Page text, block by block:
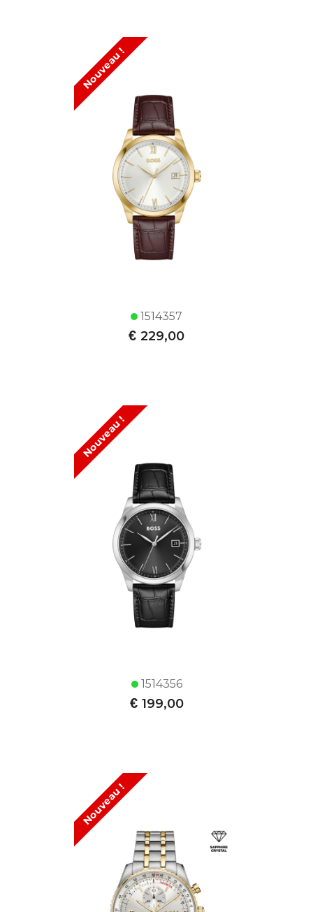
Nouveau !
1514357
€ 229,00
Nouveau !
1514356
€ 199,00
Nouveau !